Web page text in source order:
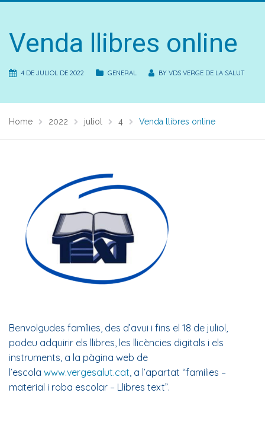
Venda llibres online
4 DE JULIOL DE 2022 GENERAL BY VDS VERGE DE LA SALUT
Home 2022 juliol 4 Venda llibres online
Benvolgudes famílies, des d’avui i fins el 18 de juliol,
podeu adquirir els llibres, les llicències digitals i els
instruments, a la pàgina web de
l’escola www.vergesalut.cat, a l’apartat “famílies –
material i roba escolar – Llibres text”.